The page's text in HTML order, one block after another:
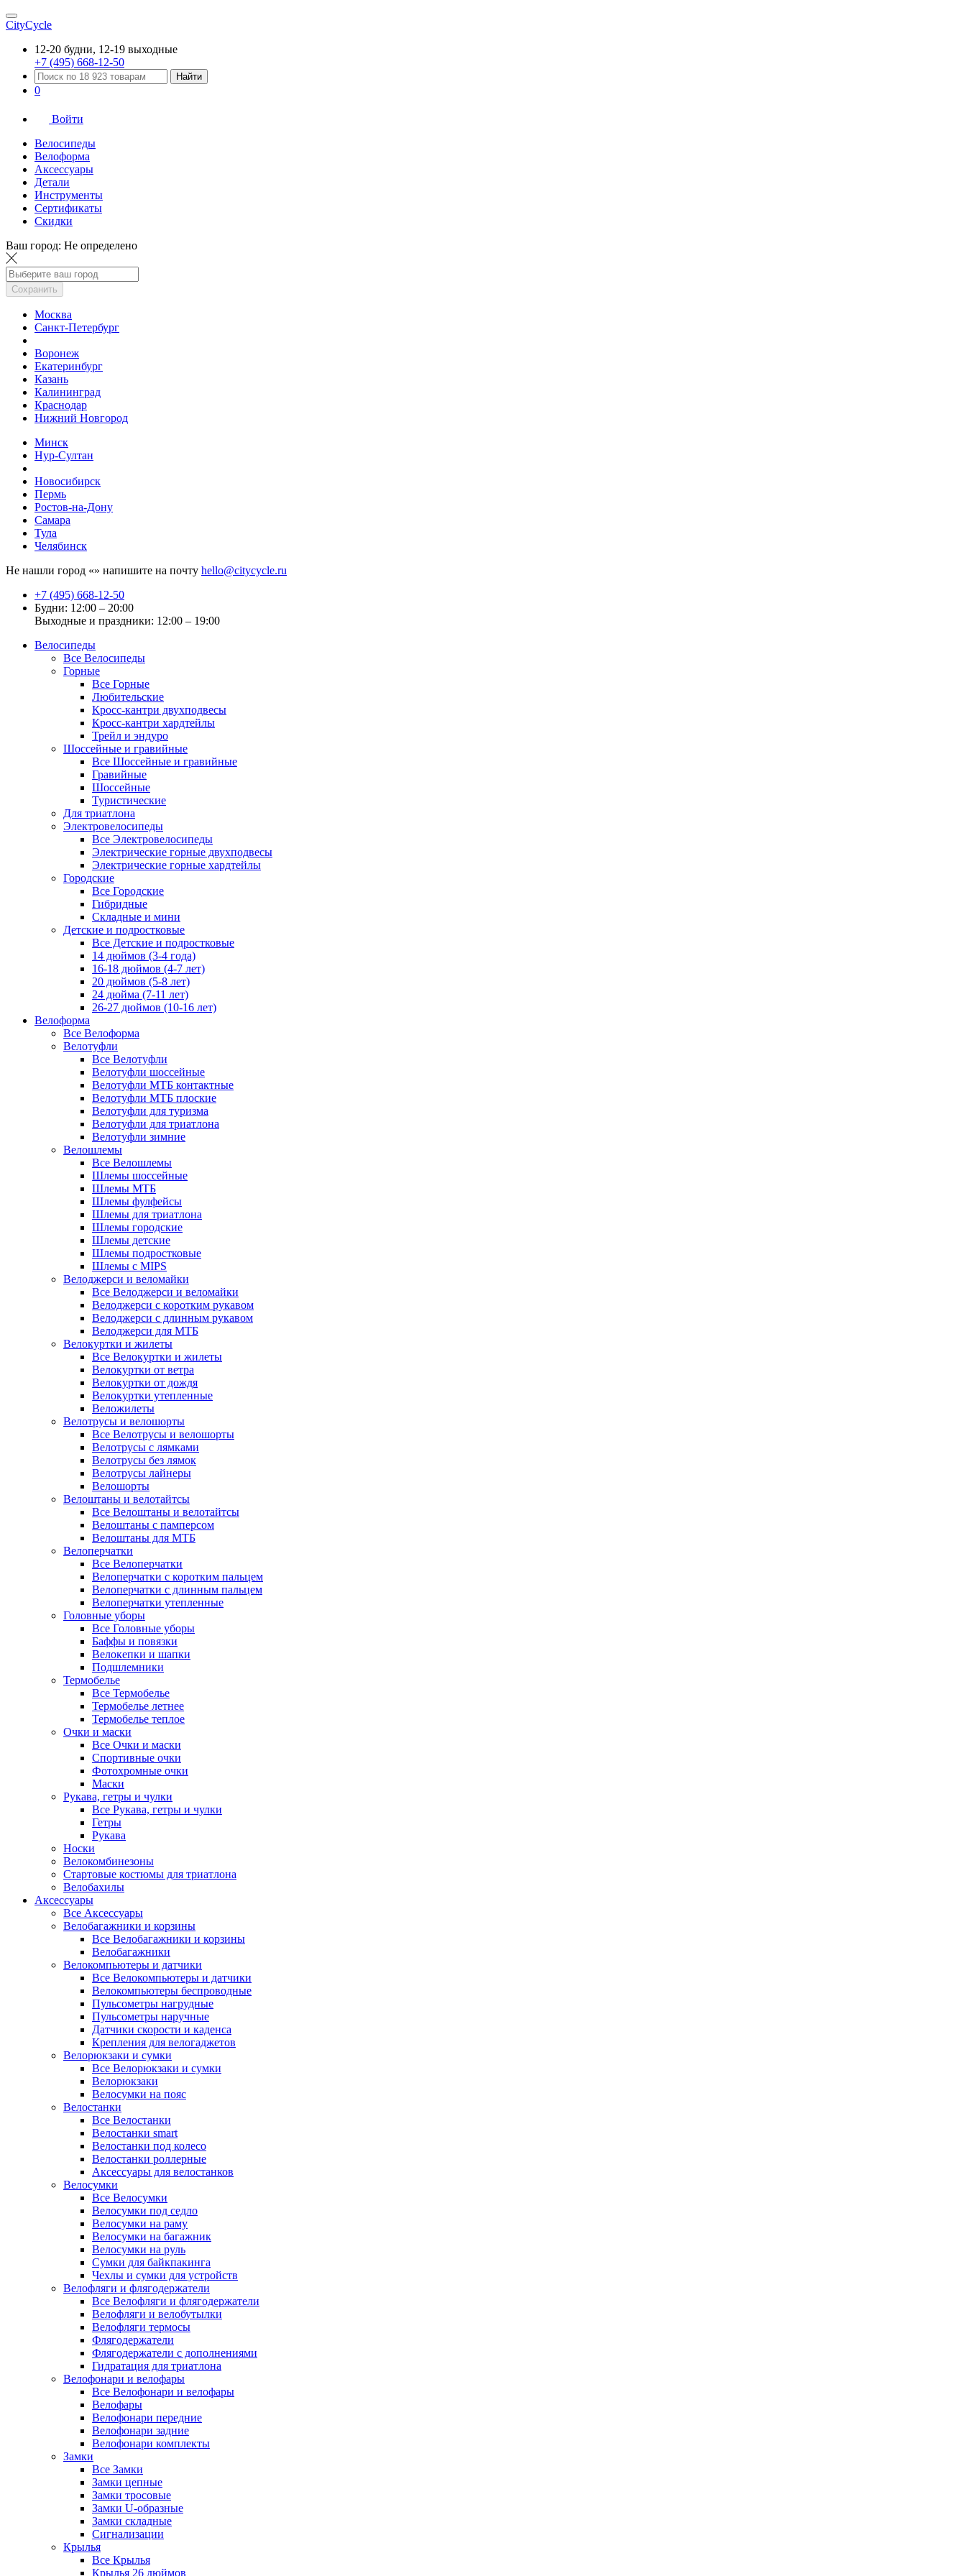
CityCycle
12-20 будни, 12-19 выходные
+7 (495) 668-12-50
Найти
0
Войти
Велосипеды
Велоформа
Аксессуары
Детали
Инструменты
Сертификаты
Скидки
Ваш город: Не определено
Сохранить
Москва
Санкт-Петербург
Воронеж
Екатеринбург
Казань
Калининград
Краснодар
Нижний Новгород
Минск
Нур-Султан
Новосибирск
Пермь
Ростов-на-Дону
Самара
Тула
Челябинск
Не нашли город «» напишите на почту hello@citycycle.ru
+7 (495) 668-12-50
Будни: 12:00 – 20:00
Выходные и праздники: 12:00 – 19:00
Велосипеды
Все Велосипеды
Горные
Все Горные
Любительские
Кросс-кантри двухподвесы
Кросс-кантри хардтейлы
Трейл и эндуро
Шоссейные и гравийные
Все Шоссейные и гравийные
Гравийные
Шоссейные
Туристические
Для триатлона
Электровелосипеды
Все Электровелосипеды
Электрические горные двухподвесы
Электрические горные хардтейлы
Городские
Все Городские
Гибридные
Складные и мини
Детские и подростковые
Все Детские и подростковые
14 дюймов (3-4 года)
16-18 дюймов (4-7 лет)
20 дюймов (5-8 лет)
24 дюйма (7-11 лет)
26-27 дюймов (10-16 лет)
Велоформа
Все Велоформа
Велотуфли
Все Велотуфли
Велотуфли шоссейные
Велотуфли МТБ контактные
Велотуфли МТБ плоские
Велотуфли для туризма
Велотуфли для триатлона
Велотуфли зимние
Велошлемы
Все Велошлемы
Шлемы шоссейные
Шлемы МТБ
Шлемы фулфейсы
Шлемы для триатлона
Шлемы городские
Шлемы детские
Шлемы подростковые
Шлемы с MIPS
Велоджерси и веломайки
Все Велоджерси и веломайки
Велоджерси с коротким рукавом
Велоджерси с длинным рукавом
Велоджерси для МТБ
Велокуртки и жилеты
Все Велокуртки и жилеты
Велокуртки от ветра
Велокуртки от дождя
Велокуртки утепленные
Веложилеты
Велотрусы и велошорты
Все Велотрусы и велошорты
Велотрусы с лямками
Велотрусы без лямок
Велотрусы лайнеры
Велошорты
Велоштаны и велотайтсы
Все Велоштаны и велотайтсы
Велоштаны с памперсом
Велоштаны для МТБ
Велоперчатки
Все Велоперчатки
Велоперчатки с коротким пальцем
Велоперчатки с длинным пальцем
Велоперчатки утепленные
Головные уборы
Все Головные уборы
Баффы и повязки
Велокепки и шапки
Подшлемники
Термобелье
Все Термобелье
Термобелье летнее
Термобелье теплое
Очки и маски
Все Очки и маски
Спортивные очки
Фотохромные очки
Маски
Рукава, гетры и чулки
Все Рукава, гетры и чулки
Гетры
Рукава
Носки
Велокомбинезоны
Стартовые костюмы для триатлона
Велобахилы
Аксессуары
Все Аксессуары
Велобагажники и корзины
Все Велобагажники и корзины
Велобагажники
Велокомпьютеры и датчики
Все Велокомпьютеры и датчики
Велокомпьютеры беспроводные
Пульсометры нагрудные
Пульсометры наручные
Датчики скорости и каденса
Крепления для велогаджетов
Велорюкзаки и сумки
Все Велорюкзаки и сумки
Велорюкзаки
Велосумки на пояс
Велостанки
Все Велостанки
Велостанки smart
Велостанки под колесо
Велостанки роллерные
Аксессуары для велостанков
Велосумки
Все Велосумки
Велосумки под седло
Велосумки на раму
Велосумки на багажник
Велосумки на руль
Сумки для байкпакинга
Чехлы и сумки для устройств
Велофляги и флягодержатели
Все Велофляги и флягодержатели
Велофляги и велобутылки
Велофляги термосы
Флягодержатели
Флягодержатели с дополнениями
Гидратация для триатлона
Велофонари и велофары
Все Велофонари и велофары
Велофары
Велофонари передние
Велофонари задние
Велофонари комплекты
Замки
Все Замки
Замки цепные
Замки тросовые
Замки U-образные
Замки складные
Сигнализации
Крылья
Все Крылья
Крылья 26 дюймов